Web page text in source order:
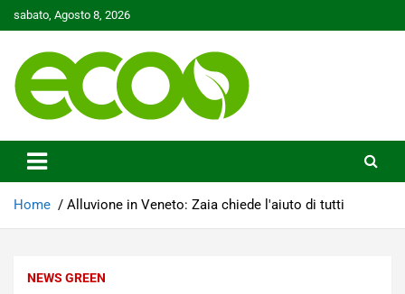
to
sabato, Agosto 8, 2026
Ecoo.it
Home Alluvione in Veneto: Zaia chiede l'aiuto di tutti
NEWS GREEN